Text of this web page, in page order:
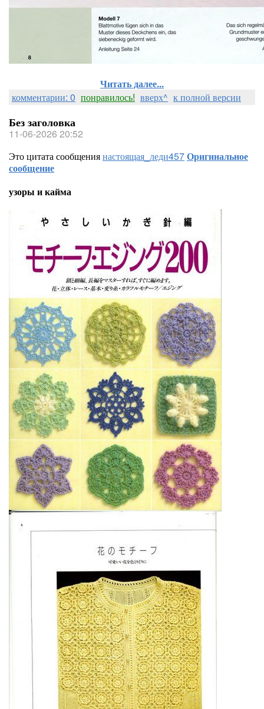
Читать далее...
комментарии: 0 понравилось! вверх^ к полной версии
Без заголовка
11-06-2026 20:52
Это цитата сообщениянастоящая_леди457Оригинальное
сообщение
узоры и кайма